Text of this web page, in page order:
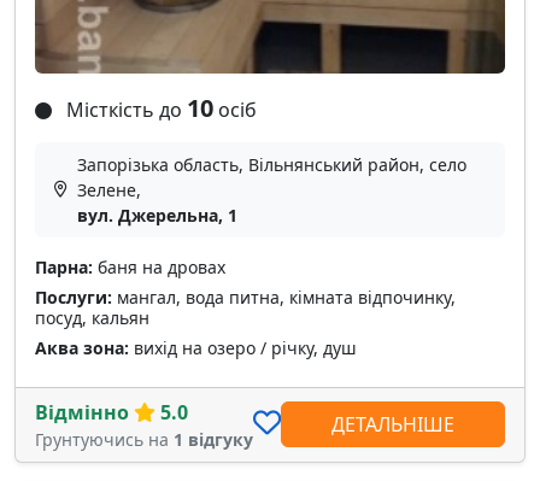
Місткість до 10 осіб
Запорізька область, Вільнянський район, село
Зелене,
вул. Джерельна, 1
Парна: баня на дровах
Послуги: мангал, вода питна, кімната відпочинку,
посуд, кальян
Аква зона: вихід на озеро / річку, душ
Відмінно 5.0
Грунтуючись на 1 відгуку
ДЕТАЛЬНІШЕ